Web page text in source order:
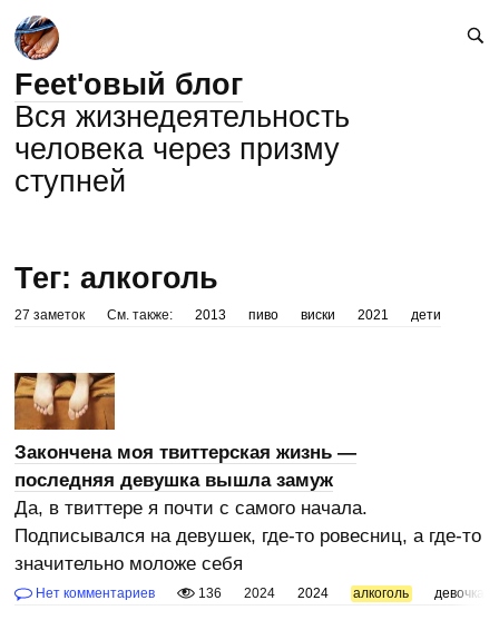
Feet'овый блог
Вся жизнедеятельность
человека через призму
ступней
Тег: алкоголь
27 заметок См. также: 2013 пиво виски 2021 дети
Закончена моя твиттерская жизнь —
последняя девушка вышла замуж
Да, в твиттере я почти с самого начала.
Подписывался на девушек, где-то ровесниц, а где-то
значительно моложе себя
Нет комментариев 136 2024 2024 алкоголь девочка